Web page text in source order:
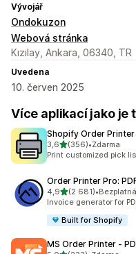
Vývojář
Ondokuzon
Webová stránka
Kızılay, Ankara, 06340, TR
Uvedena
10. červen 2025
Více aplikací jako je
Shopify Order Printer
3,6z 5 hvězd
(356)
Celkový počet recenzí:
•Zdarma
Print customized pick
Order Printer Pro:
4,9z 5 hvězd
(2 681)
Celkový počet recenzí:
•
Invoice generator for
Built for Shopify
MS Order Printer ‑